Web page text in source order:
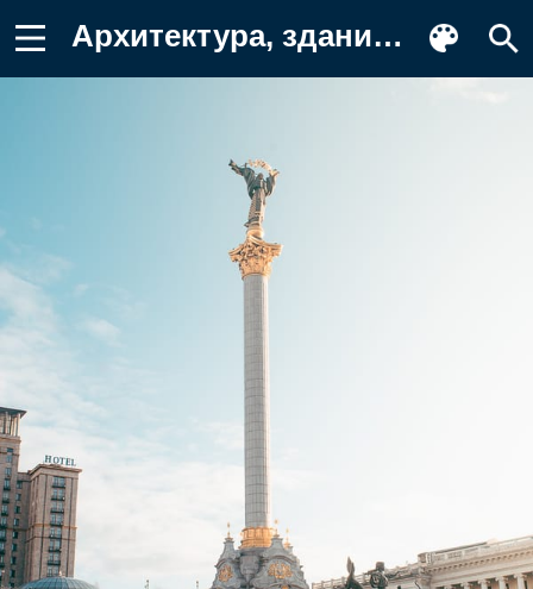
Архитектура, здание, улица, Майдан Картинка для телефона